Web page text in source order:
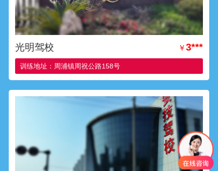
光明驾校 ￥3***
训练地址：周浦镇周祝公路158号